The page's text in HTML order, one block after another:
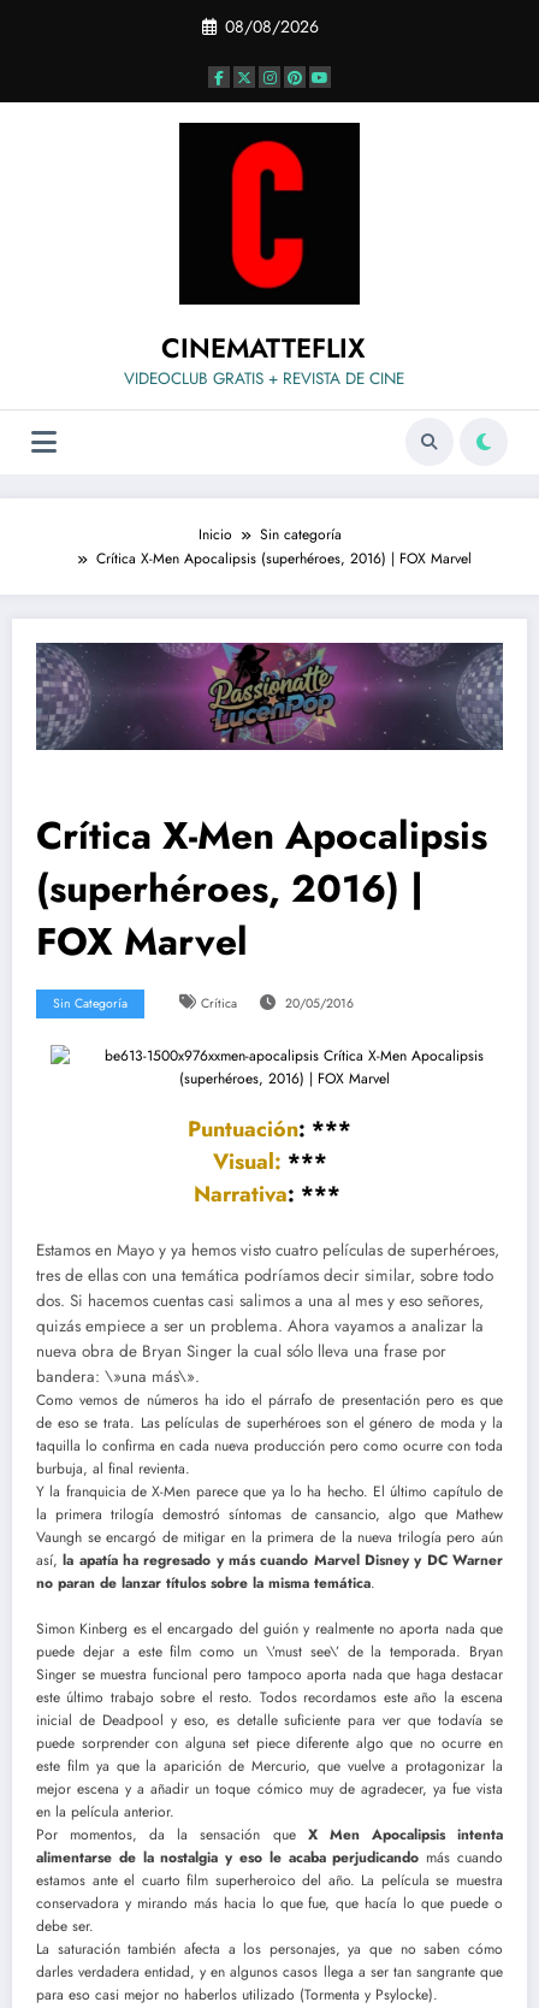
08/08/2026
CINEMATTEFLIX
VIDEOCLUB GRATIS + REVISTA DE CINE
Inicio
Sin categoría
Crítica X-Men Apocalipsis (superhéroes, 2016) | FOX Marvel
Crítica X-Men Apocalipsis
(superhéroes, 2016) |
FOX Marvel
Sin Categoría Crítica 20/05/2016
Puntuación: ***
Visual: ***
Narrativa: ***
Estamos en Mayo y ya hemos visto cuatro películas de superhéroes,
tres de ellas con una temática podríamos decir similar, sobre todo
dos. Si hacemos cuentas casi salimos a una al mes y eso señores,
quizás empiece a ser un problema. Ahora vayamos a analizar la
nueva obra de Bryan Singer la cual sólo lleva una frase por
bandera: \»una más\».
Como vemos de números ha ido el párrafo de presentación pero es que
de eso se trata. Las películas de superhéroes son el género de moda y la
taquilla lo confirma en cada nueva producción pero como ocurre con toda
burbuja, al final revienta.
Y la franquicia de X-Men parece que ya lo ha hecho. El último capítulo de
la primera trilogía demostró síntomas de cansancio, algo que Mathew
Vaungh se encargó de mitigar en la primera de la nueva trilogía pero aún
así,la apatía ha regresado y más cuando Marvel Disney y DC Warner
no paran de lanzar títulos sobre la misma temática.
Simon Kinberg es el encargado del guión y realmente no aporta nada que
puede dejar a este film como un \’must see\’ de la temporada. Bryan
Singer se muestra funcional pero tampoco aporta nada que haga destacar
este último trabajo sobre el resto. Todos recordamos este año la escena
inicial de Deadpool y eso, es detalle suficiente para ver que todavía se
puede sorprender con alguna set piece diferente algo que no ocurre en
este film ya que la aparición de Mercurio, que vuelve a protagonizar la
mejor escena y a añadir un toque cómico muy de agradecer, ya fue vista
en la película anterior.
Por momentos, da la sensación que X Men Apocalipsis intenta
alimentarse de la nostalgia y eso le acaba perjudicando más cuando
estamos ante el cuarto film superheroico del año. La película se muestra
conservadora y mirando más hacia lo que fue, que hacía lo que puede o
debe ser.
La saturación también afecta a los personajes, ya que no saben cómo
darles verdadera entidad, y en algunos casos llega a ser tan sangrante que
para eso casi mejor no haberlos utilizado (Tormenta y Psylocke).